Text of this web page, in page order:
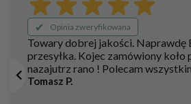
łagodne, przyjemne dla oczu
zabawka odpowiednia dla
życia
Opinia zweryfikowana
Towary dobrej jakości. Naprawdę
przesyłka. Kojec zamówiony koło
nazajutrz rano ! Polecam
Tomasz P.